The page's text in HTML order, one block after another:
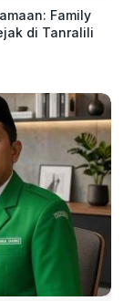
Family
di Tanralili